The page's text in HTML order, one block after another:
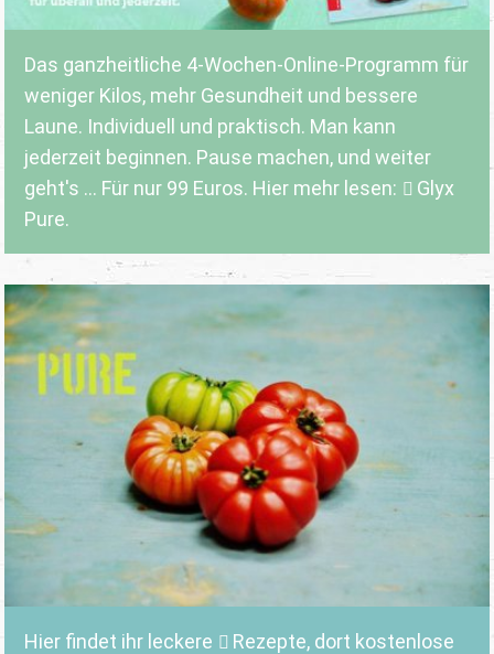
Das ganzheitliche 4-Wochen-Online-Programm für
weniger Kilos, mehr Gesundheit und bessere
Laune. Individuell und praktisch. Man kann
jederzeit beginnen. Pause machen, und weiter
geht's ... Für nur 99 Euros. Hier mehr lesen:
Glyx
Pure.
Hier findet ihr leckere Rezepte, dort kostenlose